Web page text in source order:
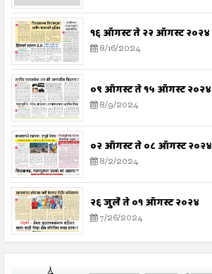
१६ ऑगस्ट ते २२ ऑगस्ट २०२४
8/16/2024
०९ ऑगस्ट ते १५ ऑगस्ट २०२४
8/9/2024
०२ ऑगस्ट ते ०८ ऑगस्ट २०२४
8/2/2024
२६ जुलै ते ०१ ऑगस्ट २०२४
7/26/2024